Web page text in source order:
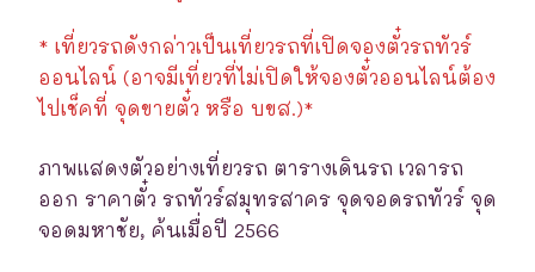
* เที่ยวรถดังกล่าวเป็นเที่ยวรถที่เปิดจองตั๋วรถทัวร์
ออนไลน์ (อาจมีเที่ยวที่ไม่เปิดให้จองตั๋วออนไลน์ต้อง
ไปเช็คที่ จุดขายตั๋ว หรือ บขส.)*
ภาพแสดงตัวอย่างเที่ยวรถ ตารางเดินรถ เวลารถ
ออก ราคาตั๋ว รถทัวร์สมุทรสาคร จุดจอดรถทัวร์ จุด
จอดมหาชัย, ค้นเมื่อปี 2566